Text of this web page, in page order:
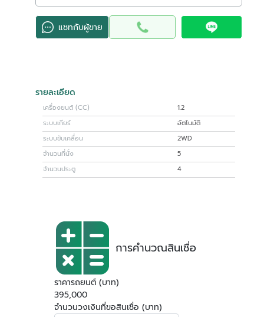
แชทกับผู้ขาย
รายละเอียด
เครื่องยนต์ (CC)
1.2
ระบบเกียร์
อัตโนมัติ
ระบบขับเคลื่อน
2WD
จำนวนที่นั่ง
5
จำนวนประตู
4
การคำนวณสินเชื่อ
ราคารถยนต์ (บาท)
395,000
จำนวนวงเงินที่ขอสินเชื่อ (บาท)